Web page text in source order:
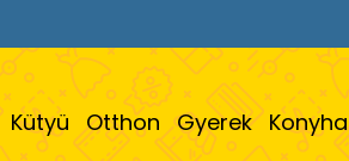
Kütyü Otthon Gyerek Konyha